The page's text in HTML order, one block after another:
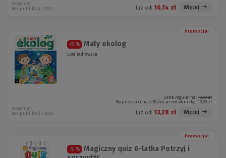
Już od: 16,14 zł Więcej
Aksjomat
Rok publikacji: 2022
Promocja!
-5 % Mały ekolog
Ewa Tadrowska
Cena regularna: 13,99 zł
Najniższa cena z 30 dni przed obniżką: 13,99 zł
Już od: 13,28 zł Więcej
Aksjomat
Rok publikacji: 2022
Promocja!
-5 %
Magiczny quiz 6-latka Potrzyj i